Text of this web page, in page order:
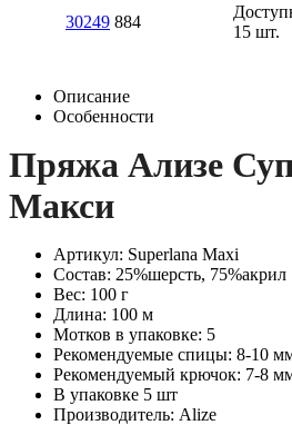
30249 884
15 шт.
Описание
Особенности
Пряжа Ализе
Макси
Артикул: Superlana Maxi
Состав: 25%шерсть, 75%акрил
Вес: 100 г
Длина: 100 м
Мотков в упаковке: 5
Рекомендуемые спицы: 8-10
Рекомендуемый крючок: 7-8
В упаковке 5 шт
Производитель: Alize